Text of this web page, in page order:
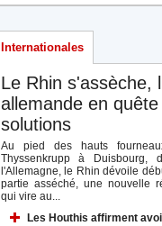
Internationales
Le Rhin s'assèche,
allemande en quête
solutions
Au pied des hauts
Thyssenkrupp à Duisbourg,
l'Allemagne, le Rhin dévoile
partie asséché, une nouvelle
qui vire au...
Les Houthis affirment